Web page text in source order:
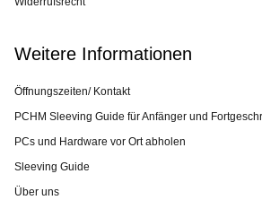
Weitere Informationen
Öffnungszeiten/ Kontakt
PCHM Sleeving Guide für Anfänger und
PCs und Hardware vor Ort abholen
Sleeving Guide
Über uns